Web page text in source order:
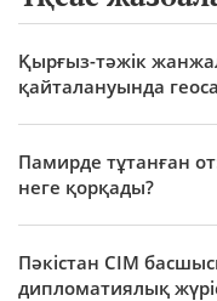
Қырғыз-тәжік
қайталануында
Памирде тұтанған
неге қорқады?
Пәкістан СІМ
дипломатиялық